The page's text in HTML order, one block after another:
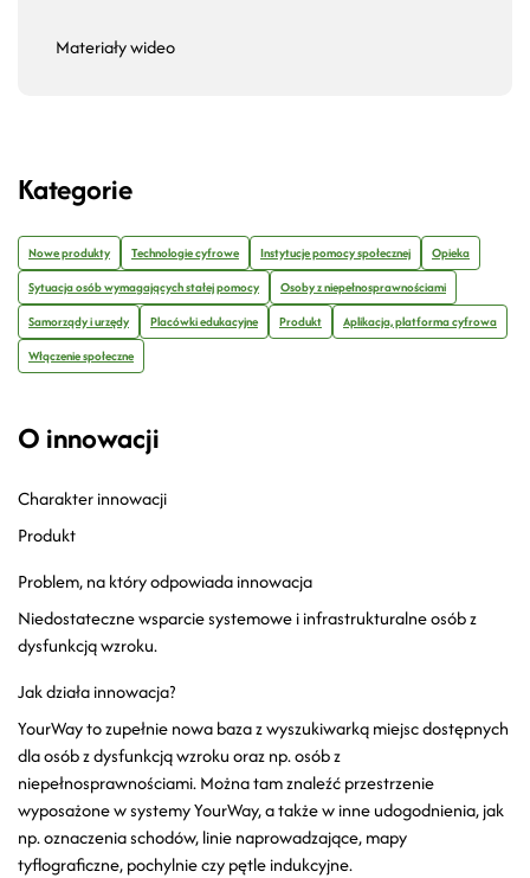
Materiały wideo
Kategorie
Nowe produkty Technologie cyfrowe Instytucje pomocy społecznej
Opieka
Sytuacja osób wymagających stałej pomocy
Osoby z niepełnosprawnościami
Samorządy i urzędy
Placówki edukacyjne Produkt
Aplikacja, platforma cyfrowa
Włączenie społeczne
O innowacji
Charakter innowacji
Produkt
Problem, na który odpowiada innowacja
Niedostateczne wsparcie systemowe i infrastrukturalne osób z
dysfunkcją wzroku.
Jak działa innowacja?
YourWay to zupełnie nowa baza z wyszukiwarką miejsc dostępnych
dla osób z dysfunkcją wzroku oraz np. osób z
niepełnosprawnościami. Można tam znaleźć przestrzenie
wyposażone w systemy YourWay, a także w inne udogodnienia, jak
np. oznaczenia schodów, linie naprowadzające, mapy
tyflograficzne, pochylnie czy pętle indukcyjne.